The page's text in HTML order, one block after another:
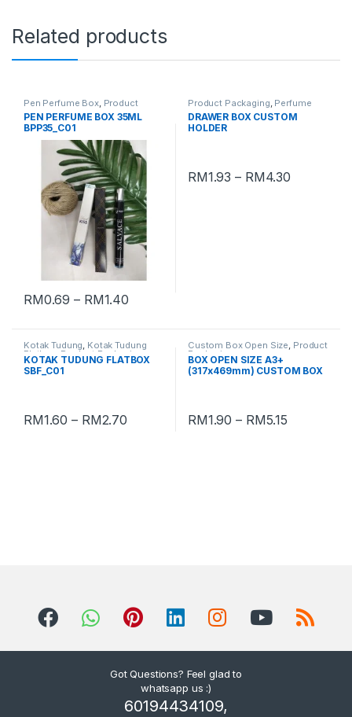
Related products
Pen Perfume Box, Product
Packaging
PEN PERFUME BOX 35ML
BPP35_C01
RM0.69 – RM1.40
Product Packaging Perfume
Drawer Box
DRAWER BOX CUSTOM
HOLDER
RM1.93 – RM4.30
Kotak Tudung, Kotak Tudung
Flatbox, Product Packaging
KOTAK TUDUNG FLATBOX
SBF_C01
RM1.60 – RM2.70
Custom Box Open Size, Product
Packaging
BOX OPEN SIZE A3+
(317x469mm) CUSTOM BOX
RM1.90 – RM5.15
Got Questions? Feel glad to
whatsapp us :)
60194434109,